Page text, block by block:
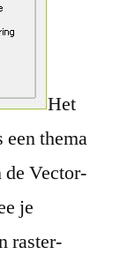
Het
een thema
Vector-
je
raster-